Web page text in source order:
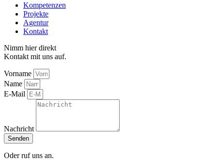
Kompetenzen
Projekte
Agentur
Kontakt
Nimm hier direkt
Kontakt mit uns auf.
Vorname
Name
E-Mail
Nachricht
Senden
Oder ruf uns an.